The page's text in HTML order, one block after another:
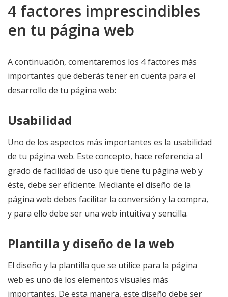
4 factores imprescindibles
en tu página web
A continuación, comentaremos los 4 factores más
importantes que deberás tener en cuenta para el
desarrollo de tu página web:
Usabilidad
Uno de los aspectos más importantes es la usabilidad
de tu página web. Este concepto, hace referencia al
grado de facilidad de uso que tiene tu página web y
éste, debe ser eficiente. Mediante el diseño de la
página web debes facilitar la conversión y la compra,
y para ello debe ser una web intuitiva y sencilla.
Plantilla y diseño de la web
El diseño y la plantilla que se utilice para la página
web es uno de los elementos visuales más
importantes. De esta manera, este diseño debe ser